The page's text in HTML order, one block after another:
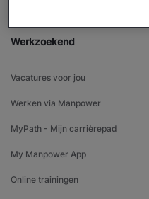
Werkzoekend
Vacatures voor jou
Werken via Manpower
MyPath - Mijn carrièrepad
My Manpower App
Online trainingen